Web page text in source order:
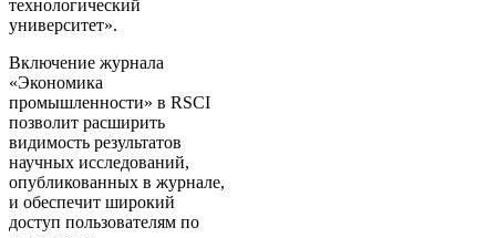
технологический
университет».
Включение журнала
«Экономика
промышленности» в RSCI
позволит расширить
видимость результатов
научных исследований,
опубликованных в журнале,
и обеспечит широкий
доступ пользователям по